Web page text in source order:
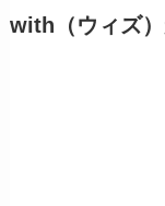
with（ウィズ